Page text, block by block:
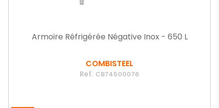
Armoire Réfrigérée Négative Inox - 650 L
COMBISTEEL
Ref. CB74500076